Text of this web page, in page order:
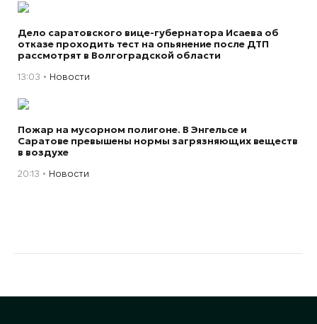
Дело саратовского вице-губернатора Исаева об
отказе проходить тест на опьянение после ДТП
рассмотрят в Волгоградской области
13:03 Новости
Пожар на мусорном полигоне. В Энгельсе и
Саратове превышены нормы загрязняющих веществ
в воздухе
20:13 Новости